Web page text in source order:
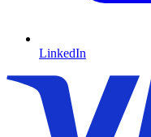
LinkedIn